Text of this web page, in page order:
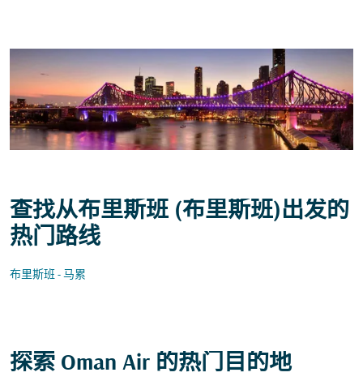
查找从布里斯班 (布里斯班)出发的
热门路线
布里斯班 - 马累
探索 Oman Air 的热门目的地